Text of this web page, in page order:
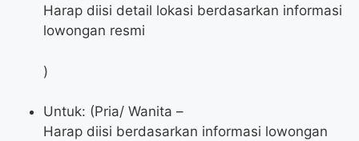
Harap diisi detail lokasi berdasarkan informasi
lowongan resmi
)
Untuk: (Pria/ Wanita –
Harap diisi berdasarkan informasi lowongan